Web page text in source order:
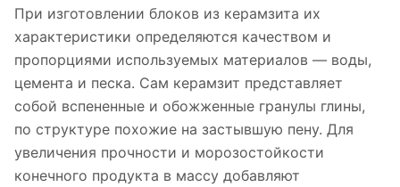
При изготовлении блоков из керамзита их
характеристики определяются качеством и
пропорциями используемых материалов — воды,
цемента и песка. Сам керамзит представляет
собой вспененные и обожженные гранулы глины,
по структуре похожие на застывшую пену. Для
увеличения прочности и морозостойкости
конечного продукта в массу добавляют